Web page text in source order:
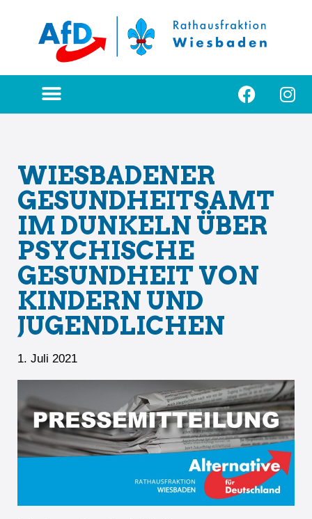
WIESBADENER
GESUNDHEITSAMT
IM DUNKELN ÜBER
PSYCHISCHE
GESUNDHEIT VON
KINDERN UND
JUGENDLICHEN
1. Juli 2021